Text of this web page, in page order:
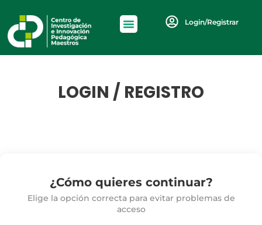
Login/Registrar
LOGIN / REGISTRO
¿Cómo quieres continuar?
Elige la opción correcta para evitar problemas de
acceso